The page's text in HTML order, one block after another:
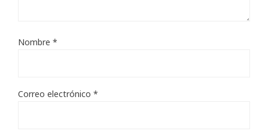
Nombre *
Correo electrónico *